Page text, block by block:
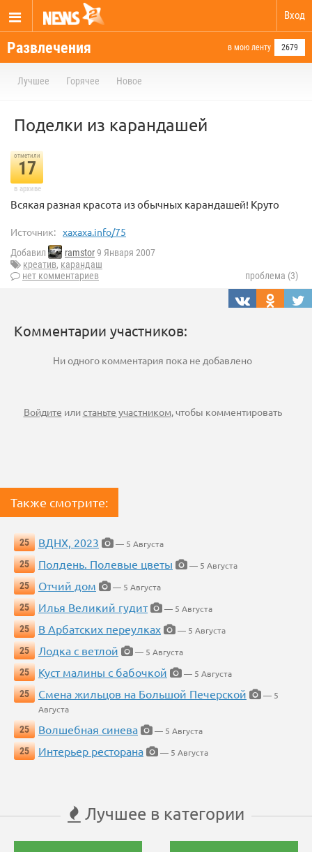
Вход
Развлечения в мою ленту 2679
Лучшее Горячее Новое
Поделки из карандашей
отметили
17
в архиве
Всякая разная красота из обычных карандашей! Круто
Источник: xaxaxa.info/75
Добавил ramstor9 Января 2007
креатив, карандаш
нет комментариев
проблема (3)
Комментарии участников:
Ни одного комментария пока не добавлено
Войдите илистаньте участником, чтобы комментировать
Также смотрите:
25 ВДНХ, 2023
— 5 Августа
25
Полдень. Полевые цветы
— 5 Августа
25
Отчий дом
— 5 Августа
25
Илья Великий гудит
— 5 Августа
25
В Арбатских переулках
— 5 Августа
25
Лодка с ветлой
— 5 Августа
25
Куст малины с бабочкой
— 5 Августа
25
Смена жильцов на Большой Печерской
— 5
Августа
25
Волшебная синева
— 5 Августа
25
Интерьер ресторана — 5 Августа
Лучшее в категории